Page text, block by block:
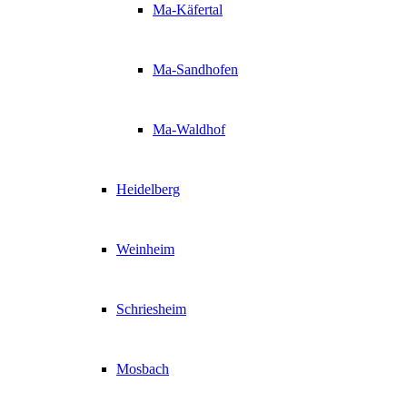
Ma-Käfertal
Ma-Sandhofen
Ma-Waldhof
Heidelberg
Weinheim
Schriesheim
Mosbach